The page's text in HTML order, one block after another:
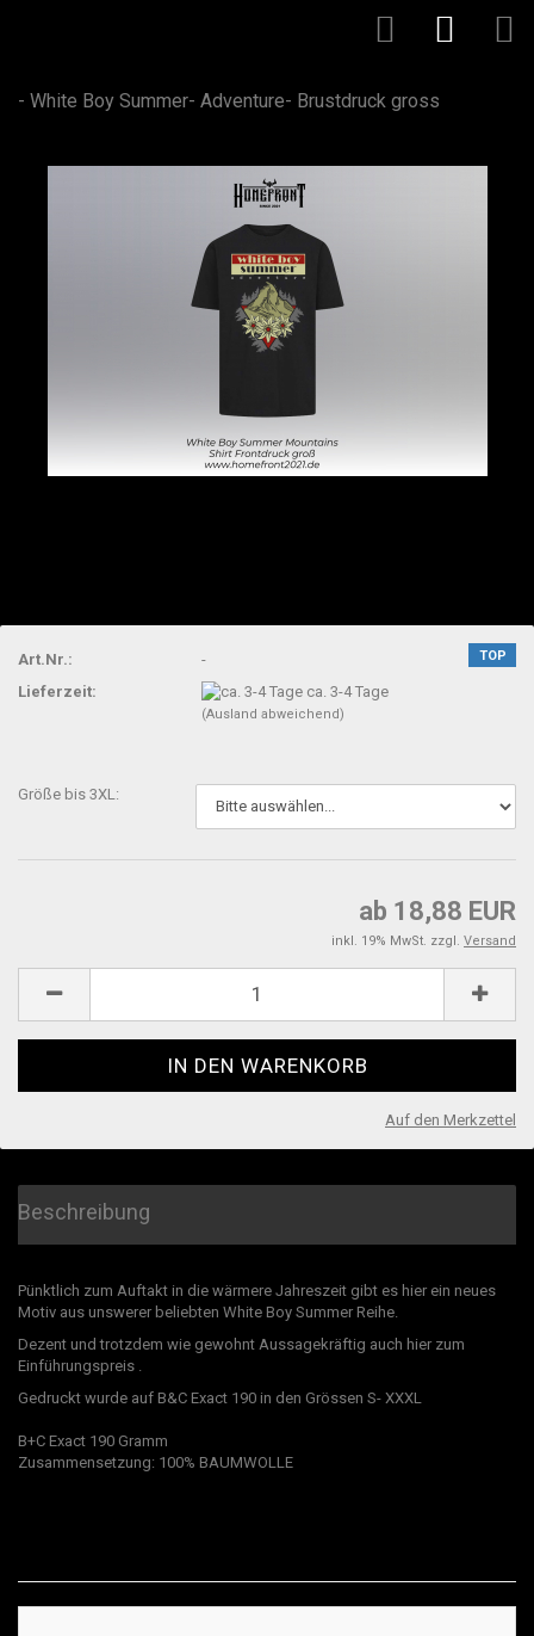
- White Boy Summer- Adventure- Brustdruck gross
TOP
Art.Nr.:
-
Lieferzeit:
ca. 3-4 Tage
(Ausland abweichend)
Größe bis 3XL:
ab 18,88 EUR
inkl. 19% MwSt. zzgl. Versand
Auf den Merkzettel
Beschreibung
Pünktlich zum Auftakt in die wärmere Jahreszeit gibt es hier ein neues
Motiv aus unswerer beliebten White Boy Summer Reihe.
Dezent und trotzdem wie gewohnt Aussagekräftig auch hier zum
Einführungspreis .
Gedruckt wurde auf B&C Exact 190 in den Grössen S- XXXL
B+C Exact 190 Gramm
​Zusammensetzung: 100% BAUMWOLLE